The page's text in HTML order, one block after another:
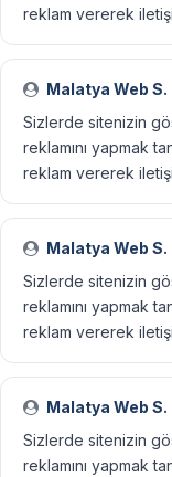
reklam vererek
Malatya Web S.
Sizlerde sitenizin
reklamını yapmak
reklam vererek
Malatya Web S.
Sizlerde sitenizin
reklamını yapmak
reklam vererek
Malatya Web S.
Sizlerde sitenizin
reklamını yapmak